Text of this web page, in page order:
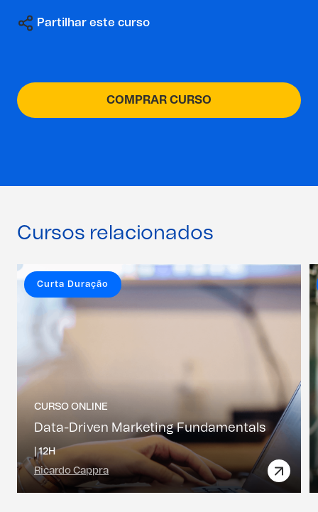
Partilhar este curso
COMPRAR CURSO
Cursos relacionados
CURSO ONLINE
Data-Driven Marketing Fundamentals
|12H
Ricardo Cappra
Curta Duração